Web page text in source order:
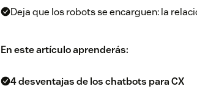
Deja que los robots se encarguen: la
En este artículo aprenderás:
4 desventajas de los chatbots para CX